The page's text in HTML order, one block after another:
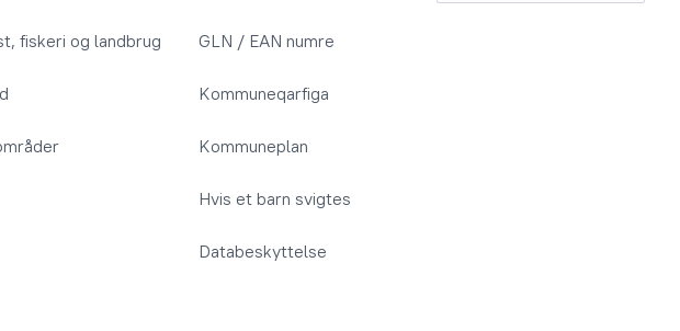
fiskeri og landbrug GLN / EAN numre
Kommuneqarfiga
Kommuneplan
Hvis et barn svigtes
Databeskyttelse